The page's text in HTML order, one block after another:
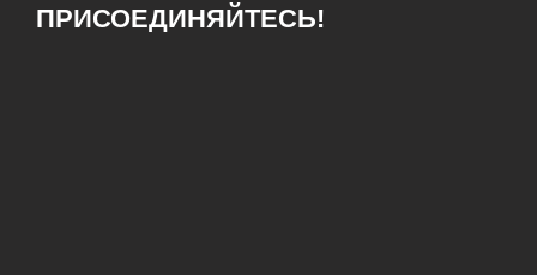
ПРИСОЕДИНЯЙТЕСЬ!